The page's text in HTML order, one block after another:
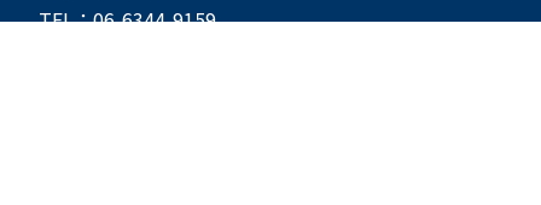
TEL：06-6344-9159